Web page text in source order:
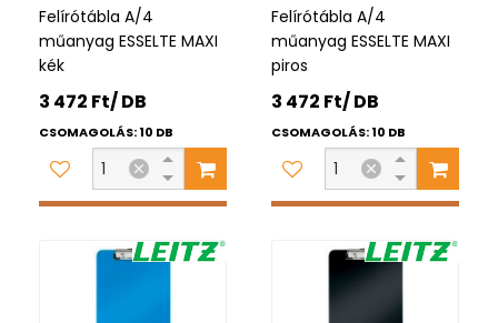
Felírótábla A/4
műanyag ESSELTE MAXI
kék
3 472 Ft/ DB
CSOMAGOLÁS: 10 DB
Felírótábla A/4
műanyag ESSELTE MAXI
piros
3 472 Ft/ DB
CSOMAGOLÁS: 10 DB